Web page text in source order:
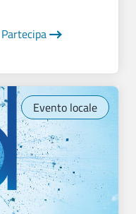
Partecipa
Evento locale